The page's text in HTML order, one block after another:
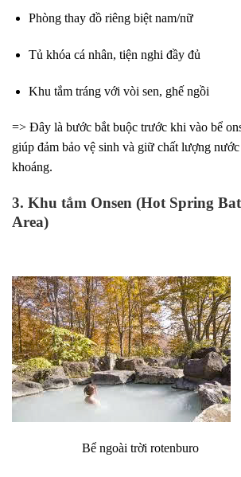
Phòng thay đồ riêng biệt nam/nữ
Tủ khóa cá nhân, tiện nghi đầy đủ
Khu tắm tráng với vòi sen, ghế ngồi
=> Đây là bước bắt buộc trước khi vào bể
giúp đảm bảo vệ sinh và giữ chất lượng nước
khoáng.
3. Khu tắm Onsen (Hot Spring
Area)
Bể ngoài trời rotenburo